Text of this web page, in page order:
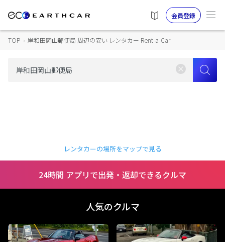
会員登録
TOP › 岸和田岡山郵便局 周辺の安い レンタカー Rent-a-Car
レンタカーの場所をマップで見る
24時間 アプリで出発・返却できるクルマ
人気のクルマ